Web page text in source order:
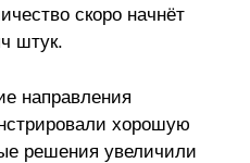
скоро начнёт
штук.
направления
хорошую
решения увеличили